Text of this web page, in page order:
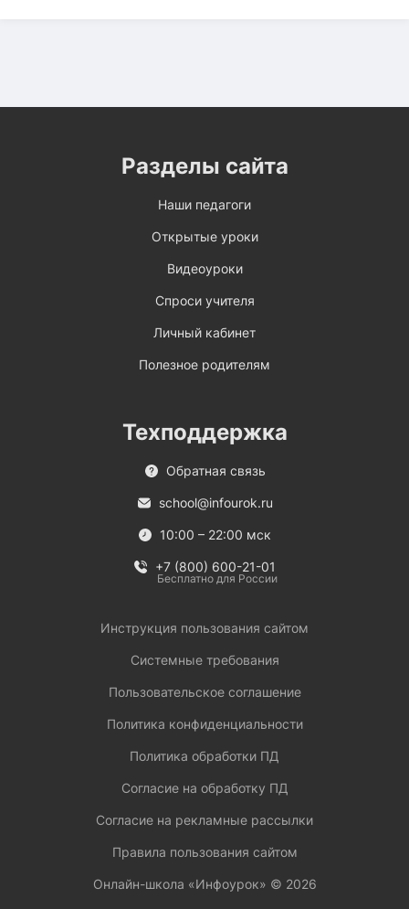
Разделы сайта
Наши педагоги
Открытые уроки
Видеоуроки
Спроси учителя
Личный кабинет
Полезное родителям
Техподдержка
Обратная связь
school@infourok.ru
10:00 – 22:00 мск
+7 (800) 600-21-01
Бесплатно для России
Инструкция пользования сайтом
Системные требования
Пользовательское соглашение
Политика конфиденциальности
Политика обработки ПД
Согласие на обработку ПД
Согласие на рекламные рассылки
Правила пользования сайтом
Онлайн-школа «Инфоурок» © 2026